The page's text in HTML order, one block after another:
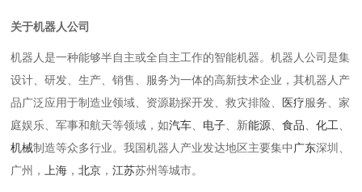
关于机器人公司
机器人是一种能够半自主或全自主工作的智能机器。机器人公司是集
设计、研发、生产、销售、服务为一体的高新技术企业，其机器人产
品广泛应用于制造业领域、资源勘探开发、救灾排险、 医疗服务、家
庭娱乐、军事和航天等领域，如汽车 电子 、新能源 、食品 、化工
机械制造等众多行业。我国机器人产业发达地区主要集中 广东深圳、
广州，
上海 ，北京 ，江苏苏州等城市。